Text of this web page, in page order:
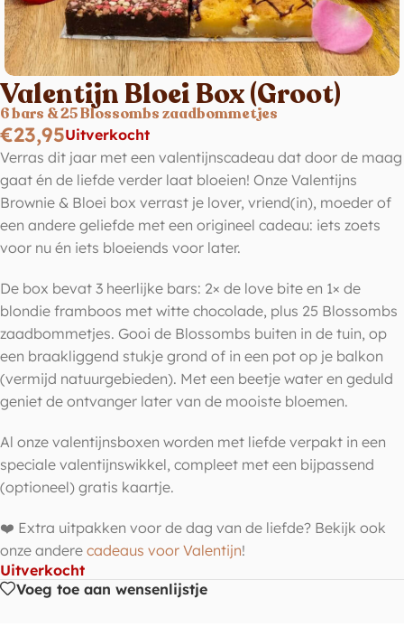
Valentijn Bloei Box (Groot)
6 bars & 25 Blossombs zaadbommetjes
€23,95Uitverkocht
Verras dit jaar met een valentijnscadeau dat door de maag
gaat én de liefde verder laat bloeien! Onze Valentijns
Brownie & Bloei box verrast je lover, vriend(in), moeder of
een andere geliefde met een origineel cadeau: iets zoets
voor nu én iets bloeiends voor later.
De box bevat 3 heerlijke bars: 2× de love bite en 1× de
blondie framboos met witte chocolade, plus 25 Blossombs
zaadbommetjes. Gooi de Blossombs buiten in de tuin, op
een braakliggend stukje grond of in een pot op je balkon
(vermijd natuurgebieden). Met een beetje water en geduld
geniet de ontvanger later van de mooiste bloemen.
Al onze valentijnsboxen worden met liefde verpakt in een
speciale valentijnswikkel, compleet met een bijpassend
(optioneel) gratis kaartje.
❤️ Extra uitpakken voor de dag van de liefde? Bekijk ook
onze andere cadeaus voor Valentijn!
Uitverkocht
Voeg toe aan wensenlijstje